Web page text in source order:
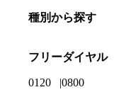
種別から探す
フリーダイヤル
0120 0800